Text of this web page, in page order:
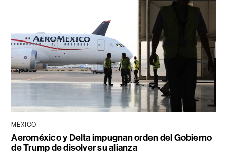
MÉXICO
Aeroméxico y Delta impugnan orden del Gobierno
de Trump de disolver su alianza